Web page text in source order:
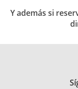
Y además si